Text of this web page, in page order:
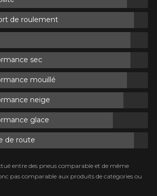
de roulement
sec
mouillé
neige
glace
de route
entre des pneus comparable et de même
pas comparable aux produits de catégories ou